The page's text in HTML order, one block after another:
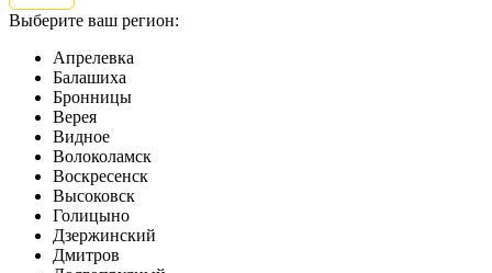
Выберите ваш регион:
Апрелевка
Балашиха
Бронницы
Верея
Видное
Волоколамск
Воскресенск
Высоковск
Голицыно
Дзержинский
Дмитров